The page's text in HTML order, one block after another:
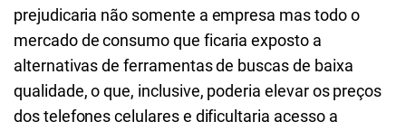
prejudicaria não somente a empresa mas todo o
mercado de consumo que ficaria exposto a
alternativas de ferramentas de buscas de baixa
qualidade, o que, inclusive, poderia elevar os preços
dos telefones celulares e dificultaria acesso a